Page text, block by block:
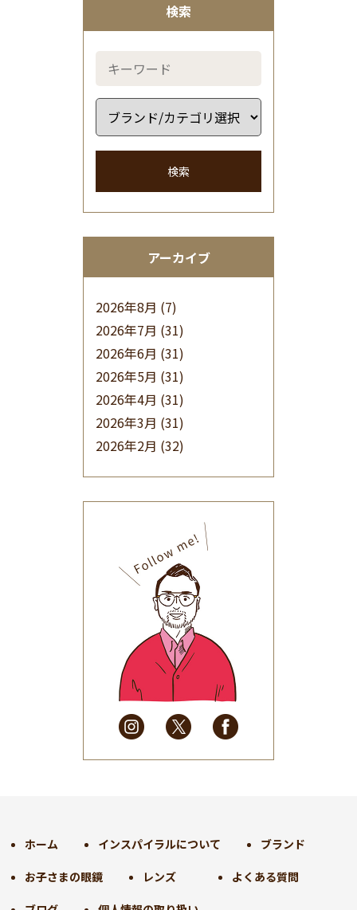
検索
検索
アーカイブ
2026年8月 (7)
2026年7月 (31)
2026年6月 (31)
2026年5月 (31)
2026年4月 (31)
2026年3月 (31)
2026年2月 (32)
(32)
2025年9月(30)
2025年8月(31)
2025年7月(37)
2025年6月(48)
2025年5月
(41)
2025年4月
(32)
2025年3月(31)
2025年2月
(28)
2025年1月
(34)
2024年9月(30)
2024年7月(31)
ホーム インスパイラルについて ブランド
お子さまの眼鏡 レンズ よくある質問